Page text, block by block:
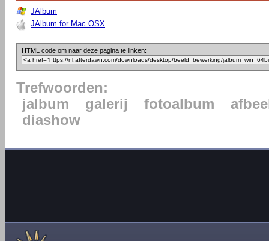
JAlbum
JAlbum for Mac OSX
HTML code om naar deze pagina te linken:
Trefwoorden:
jalbum
galerij fotoalbum
diashow